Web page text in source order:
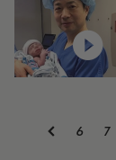
6 7